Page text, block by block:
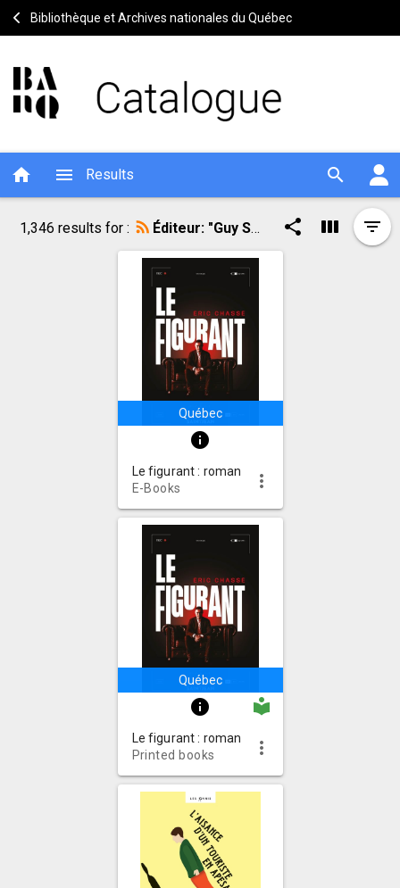
Bibliothèque et Archives nationales du Québec
home menu Results search
Result
Search
result
1,346 results for : Éditeur: "Guy Saint-Jean,"
more
share view_week filter_list
Québec
info
Le figurant : roman
E-Books
more_vert
Québec
info local_library
Le figurant : roman
Printed books
more_vert